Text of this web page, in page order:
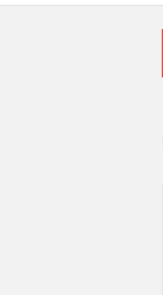
man för att